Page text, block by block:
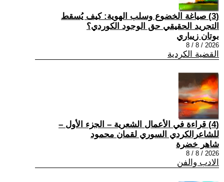
(3) صياغة الخضوع وسلب الهوية: كيف يُسقط
التجريد الحقيقي حق الوجود الكوردي؟
بوتان زيباري
2026 / 8 / 8
القضية الكردية
(4) قراءة في الأعمال الشعرية – الجزء الأول –
للشاعرالكردي السوري لقمان محمود
شاهر خضرة
2026 / 8 / 8
الادب والفن